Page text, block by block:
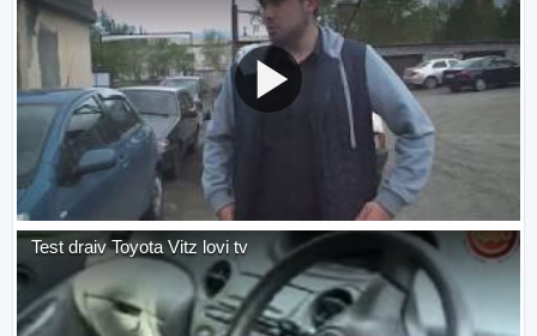
Test draiv Toyota Vitz lovi tv